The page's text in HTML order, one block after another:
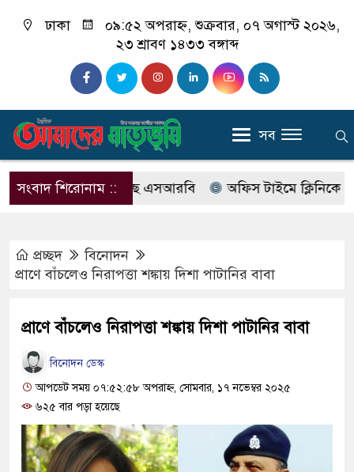
ঢাকা
০৯:৫২ অপরাহ্ন, শুক্রবার, ০৭ অগাস্ট ২০২৬,
২৩ শ্রাবণ ১৪৩৩ বঙ্গাব্দ
সব
সংবাদ শিরোনাম ::
নাম বদলে আসছে এসআরবি অফিস টাইমে ক্লিনিকে রোগী
প্রচ্ছদ
বিনোদন
প্রাণে বাঁচলেও নিরাপত্তা শঙ্কায় দিশা পাটানির বাবা
প্রাণে বাঁচলেও নিরাপত্তা শঙ্কায় দিশা পাটানির বাবা
বিনোদন ডেস্ক
আপডেট সময় ০৭:৫২:৫৮ অপরাহ্ন, সোমবার, ১৭ নভেম্বর ২০২৫
৬২৫ বার পড়া হয়েছে